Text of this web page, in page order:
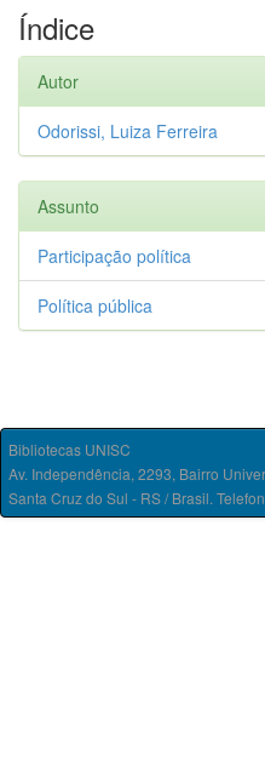
Índice
Autor
Odorissi, Luiza Ferreira
Assunto
Participação política
Política pública
Bibliotecas UNISC
Av. Independência, 2293, Bairro
Santa Cruz do Sul - RS / Brasil.